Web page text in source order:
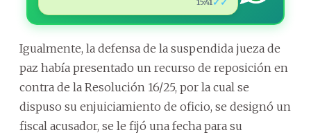
Igualmente, la defensa de la suspendida jueza de
paz había presentado un recurso de reposición en
contra de la Resolución 16/25, por la cual se
dispuso su enjuiciamiento de oficio, se designó un
fiscal acusador, se le fijó una fecha para su